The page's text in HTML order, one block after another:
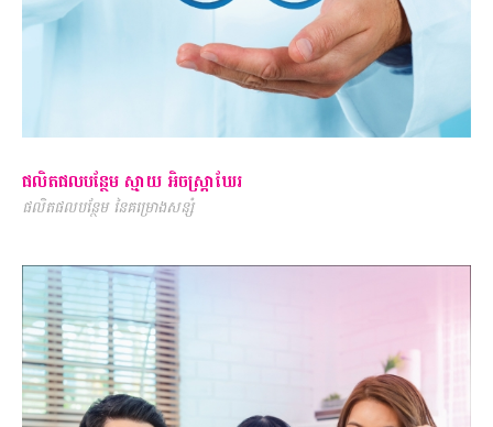
ផលិតផលបន្ថែម ស្មាយ អិចស្រ្តាឃែរ
ផលិតផលបន្ថែម នៃគម្រោងសន្សំ